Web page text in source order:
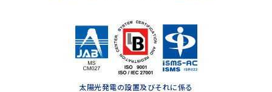
太陽光発電の設置及びそれに係る